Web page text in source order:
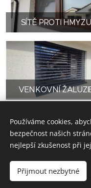
SÍTĚ PROTI HMYZU
VENKOVNÍ
©
IČ 09657240, Na
Používáme cookies,
bezpečnost našich
nejlepší zkušenost při
Přijmout nezbytné